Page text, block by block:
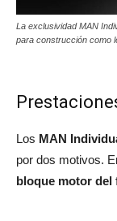
La exclusividad MAN
para construcción como
Los MAN
por dos motivos.
bloque motor del